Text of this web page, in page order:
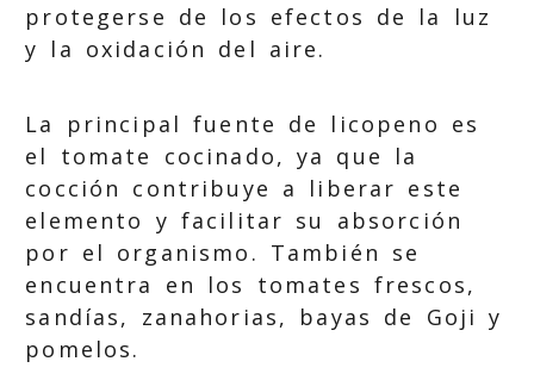
protegerse de los efectos de la luz
y la oxidación del aire.
La principal fuente de licopeno es
el tomate cocinado, ya que la
cocción contribuye a liberar este
elemento y facilitar su absorción
por el organismo. También se
encuentra en los tomates frescos,
sandías, zanahorias, bayas de Goji y
pomelos.